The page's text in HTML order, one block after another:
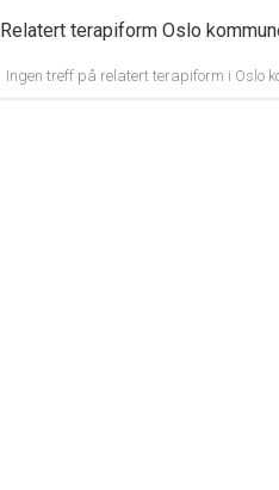
Relatert terapiform Oslo